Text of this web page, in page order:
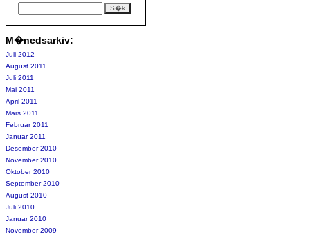
M�nedsarkiv:
Juli 2012
August 2011
Juli 2011
Mai 2011
April 2011
Mars 2011
Februar 2011
Januar 2011
Desember 2010
November 2010
Oktober 2010
September 2010
August 2010
Juli 2010
Januar 2010
November 2009